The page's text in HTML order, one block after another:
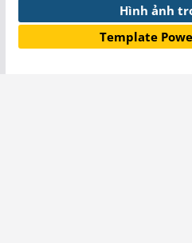
Hình ảnh
Template